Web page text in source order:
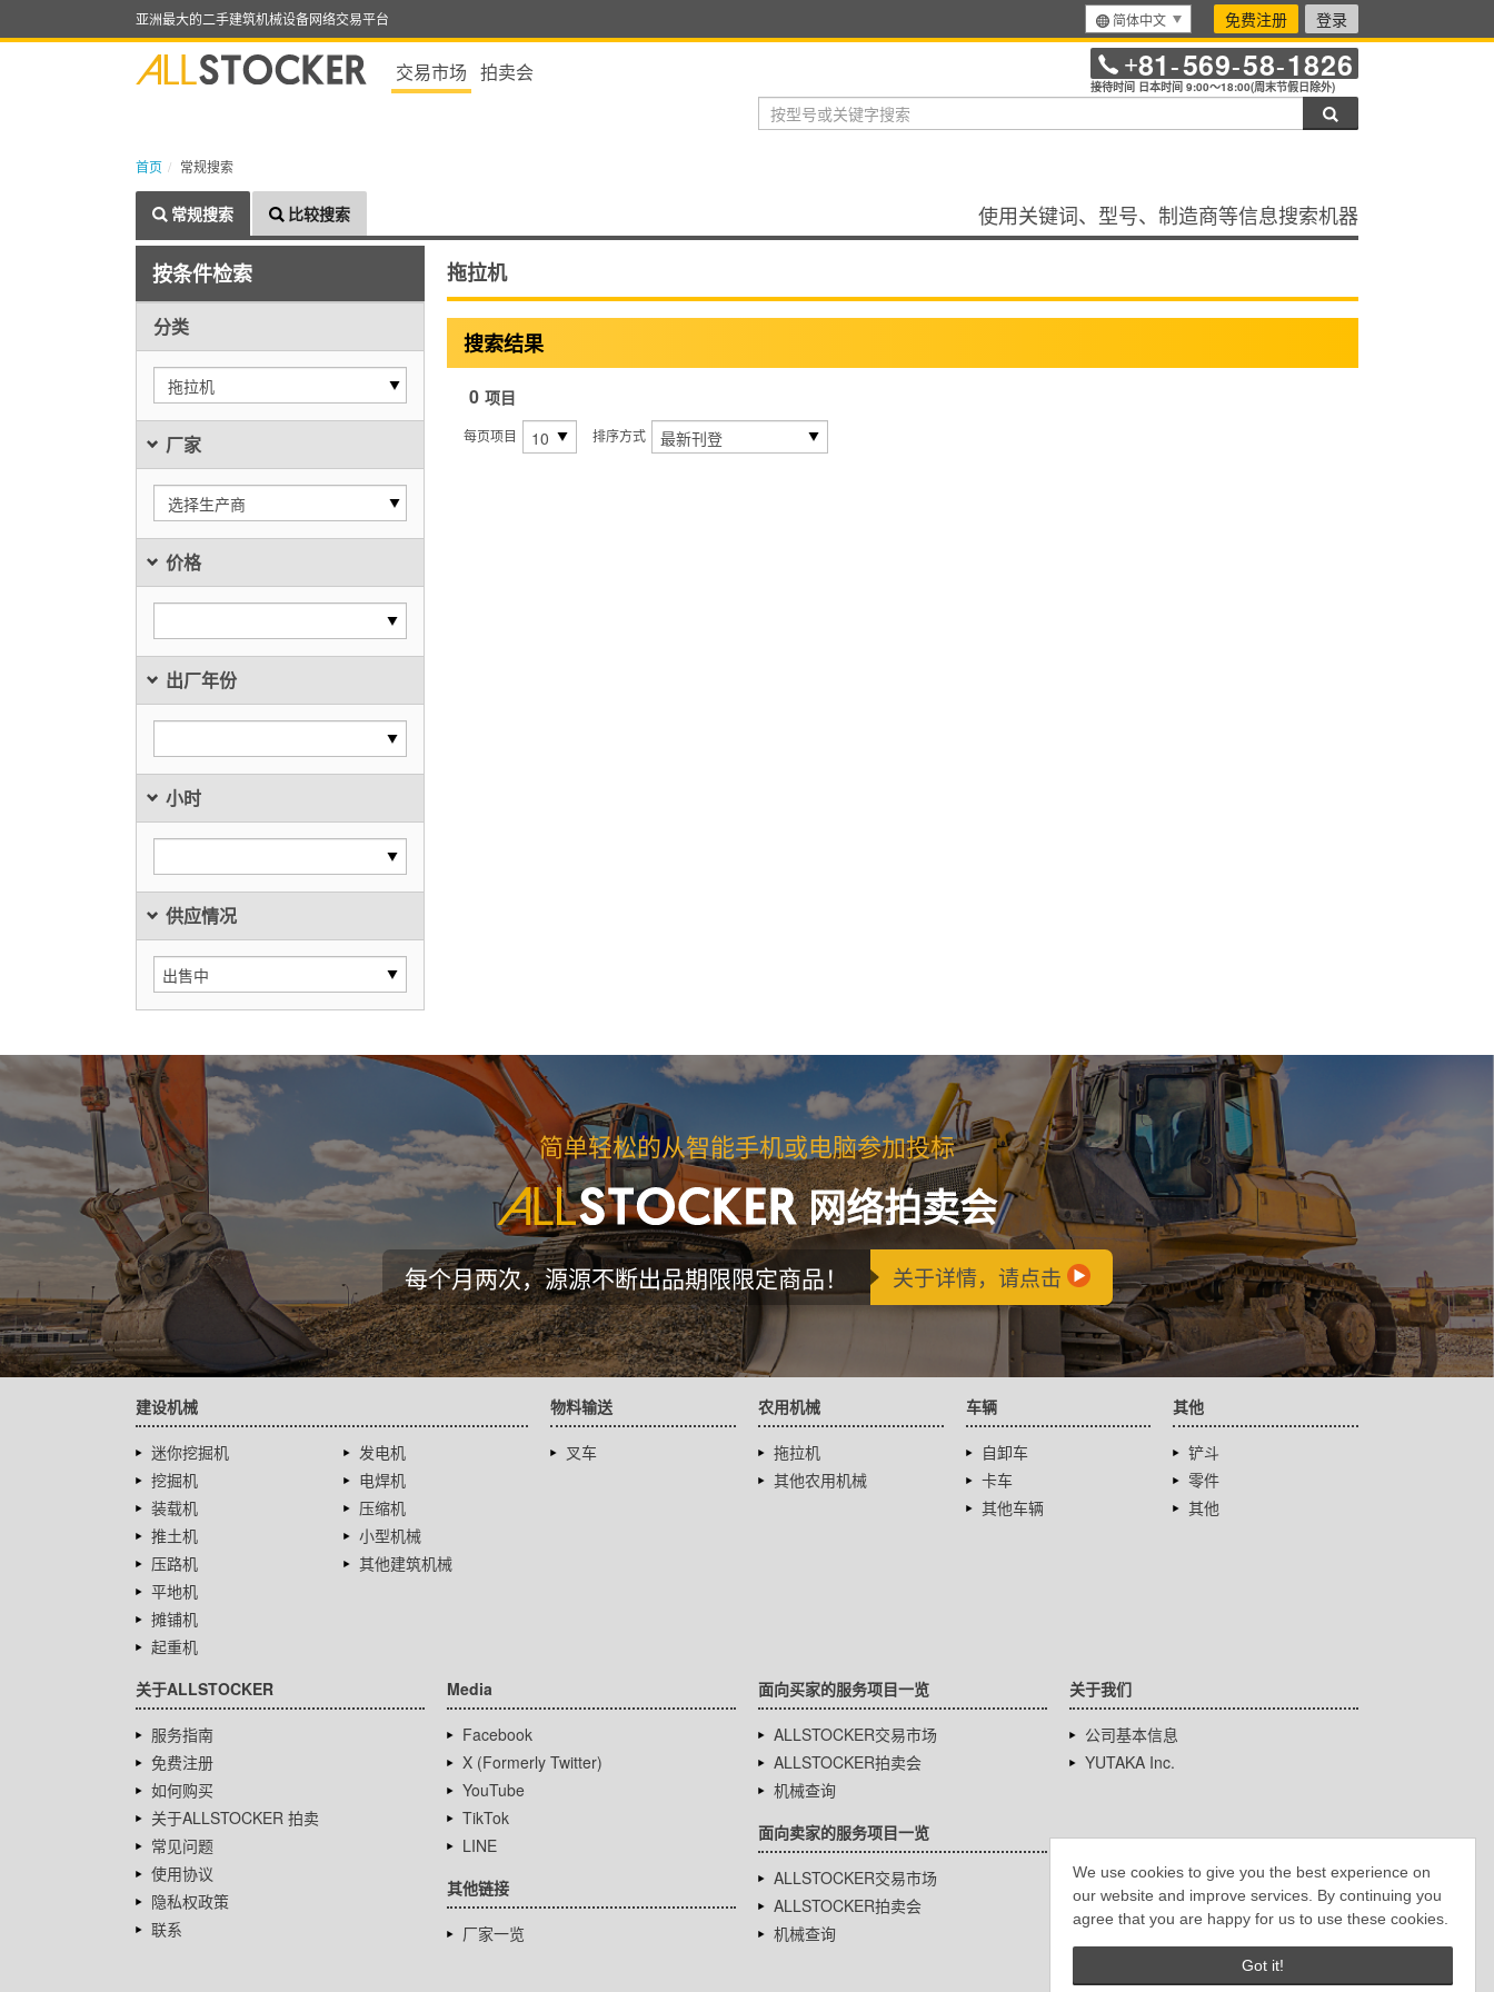
We use cookies to give you the best experience on
our website and improve services. By continuing you
agree that you are happy for us to use these cookies.
Got it!
亚洲最大的二手建筑机械设备网络交易平台 简体中文 免费注册 登录
交易市场 拍卖会 +81-569-58-1826
接待时间 日本时间 9:00～18:00(周末节假日除外)
首页 常规搜索
常规搜索 比较搜索 使用关键词、型号、制造商等信息搜索机器
按条件检索
分类
拖拉机
厂家
选择生产商
价格
出厂年份
小时
供应情况
拖拉机
搜索结果
0 项目
每页项目 排序方式
简单轻松的从智能手机或电脑参加投标
网络拍卖会
每个月两次，源源不断出品期限限定商品！ 关于详情，请点击
建设机械
迷你挖掘机
挖掘机
装载机
推土机
压路机
平地机
摊铺机
起重机
发电机
电焊机
压缩机
小型机械
其他建筑机械
物料输送
叉车
农用机械
拖拉机
其他农用机械
车辆
自卸车
卡车
其他车辆
其他
铲斗
零件
其他
关于ALLSTOCKER
服务指南
免费注册
如何购买
关于ALLSTOCKER 拍卖
常见问题
使用协议
隐私权政策
联系
Media
Facebook
X (Formerly Twitter)
YouTube
TikTok
LINE
其他链接
厂家一览
面向买家的服务项目一览
ALLSTOCKER交易市场
ALLSTOCKER拍卖会
机械查询
面向卖家的服务项目一览
ALLSTOCKER交易市场
ALLSTOCKER拍卖会
机械查询
关于我们
公司基本信息
YUTAKA Inc.